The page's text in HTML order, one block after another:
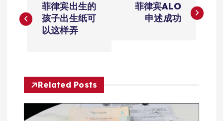
章
航
菲律宾出生的
孩子出生纸可
以这样弄
菲律宾ALO
申述成功
Related Posts